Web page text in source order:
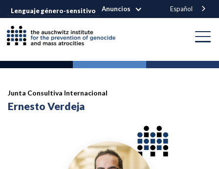
Lenguaje género-sensitivo Anuncios Español
Junta Consultiva Internacional
Ernesto Verdeja